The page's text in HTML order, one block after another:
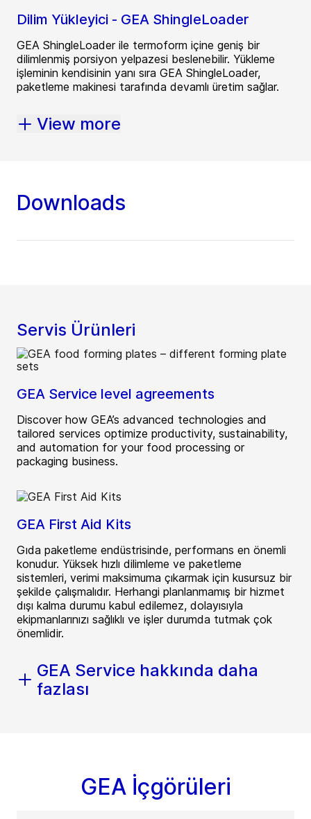
Dilim Yükleyici - GEA ShingleLoader
GEA ShingleLoader ile termoform içine geniş bir
dilimlenmiş porsiyon yelpazesi beslenebilir. Yükleme
işleminin kendisinin yanı sıra GEA ShingleLoader,
paketleme makinesi tarafında devamlı üretim sağlar.
View more
Downloads
Servis Ürünleri
GEA Service level agreements
Discover how GEA’s advanced technologies and
tailored services optimize productivity, sustainability,
and automation for your food processing or
packaging business.
GEA First Aid Kits
Gıda paketleme endüstrisinde, performans en önemli
konudur. Yüksek hızlı dilimleme ve paketleme
sistemleri, verimi maksimuma çıkarmak için kusursuz bir
şekilde çalışmalıdır. Herhangi planlanmamış bir hizmet
dışı kalma durumu kabul edilemez, dolayısıyla
ekipmanlarınızı sağlıklı ve işler durumda tutmak çok
önemlidir.
GEA Service hakkında daha
fazlası
GEA İçgörüleri